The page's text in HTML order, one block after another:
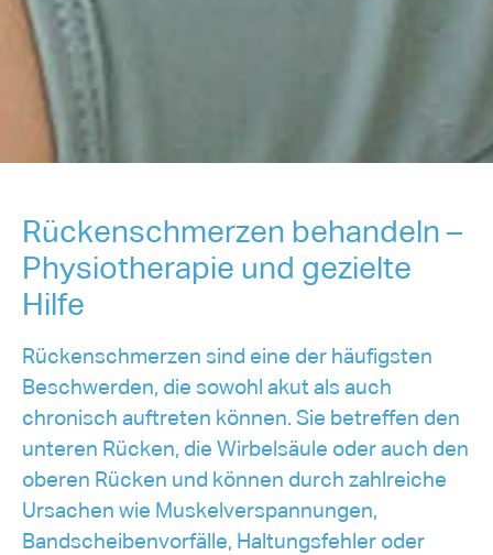
Rückenschmerzen behandeln –
Physiotherapie und gezielte
Hilfe
Rückenschmerzen sind eine der häufigsten
Beschwerden, die sowohl akut als auch
chronisch auftreten können. Sie betreffen den
unteren Rücken, die Wirbelsäule oder auch den
oberen Rücken und können durch zahlreiche
Ursachen wie Muskelverspannungen,
Bandscheibenvorfälle, Haltungsfehler oder